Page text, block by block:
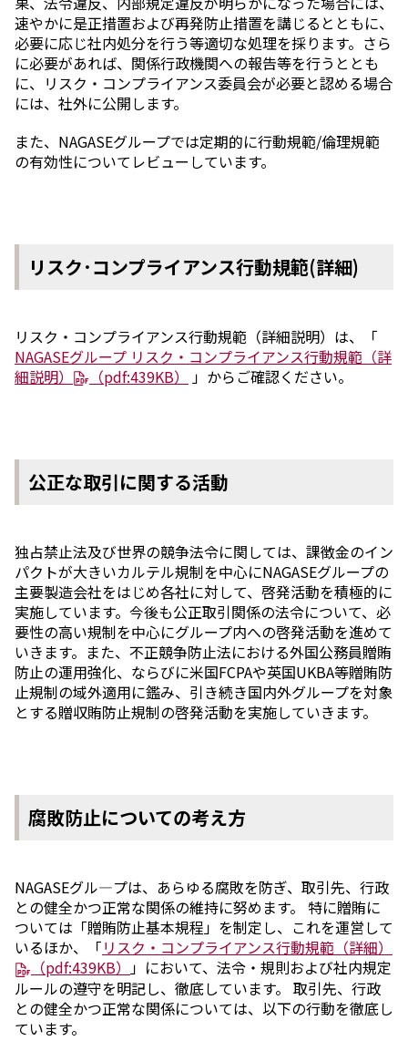
速やかに是正措置および再発防止措置を講じるとともに、
必要に応じ社内処分を行う等適切な処理を採ります。さら
に必要があれば、関係行政機関への報告等を行うととも
に、リスク・コンプライアンス委員会が必要と認める場合
には、社外に公開します。
また、NAGASEグループでは定期的に行動規範/倫理規範
の有効性についてレビューしています。
リスク･コンプライアンス行動規範(詳細)
リスク・コンプライアンス行動規範（詳細説明）は、「
NAGASEグループ リスク・コンプライアンス行動規範（詳
細説明）
（pdf:439KB） 」からご確認ください。
公正な取引に関する活動
独占禁⽌法及び世界の競争法令に関しては、課徴⾦のイン
パクトが⼤きいカルテル規制を中心にNAGASEグループの
主要製造会社をはじめ各社に対して、啓発活動を積極的に
実施しています。今後も公正取引関係の法令について、必
要性の⾼い規制を中⼼にグループ内への啓発活動を進めて
いきます。また、不正競争防⽌法における外国公務員贈賄
防⽌の運⽤強化、ならびに⽶国FCPAや英国UKBA等贈賄防
⽌規制の域外適⽤に鑑み、引き続き国内外グループを対象
とする贈収賄防⽌規制の啓発活動を実施していきます。
腐敗防止についての考え方
NAGASEグル―プは、あらゆる腐敗を防ぎ、取引先、行政
との健全かつ正常な関係の維持に努めます。 特に贈賄に
ついては「贈賄防止基本規程」を制定し、これを運営して
いるほか、「リスク・コンプライアンス行動規範（詳細）
（pdf:439KB） 」において、法令・規則および社内規定
ルールの遵守を明記し、徹底しています。 取引先、行政
との健全かつ正常な関係については、以下の行動を徹底し
ています。